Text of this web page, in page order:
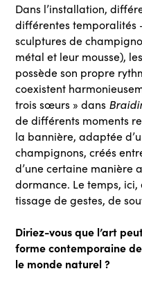
Dans l’installation,
différentes temporalités
sculptures de
métal et leur mousse),
possède son propre
coexistent
trois sœurs » dans
de différents moments
la bannière, adaptée
champignons, créés
d’une certaine manière
dormance. Le temps,
tissage de gestes, de
Diriez-vous que l’art
forme contemporaine
le monde naturel ?